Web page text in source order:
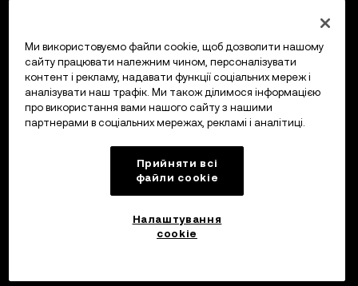
Ми використовуємо файли cookie, щоб дозволити нашому
сайту працювати належним чином, персоналізувати
контент і рекламу, надавати функції соціальних мереж і
аналізувати наш трафік. Ми також ділимося інформацією
про використання вами нашого сайту з нашими
партнерами в соціальних мережах, рекламі і аналітиці.
Прийняти всі
файли сookie
Налаштування
cookie